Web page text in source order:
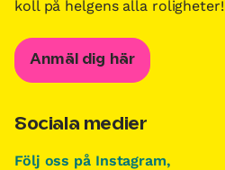
koll på helgens alla roligheter!
Anmäl dig här
Sociala medier
Följ oss på Instagram,